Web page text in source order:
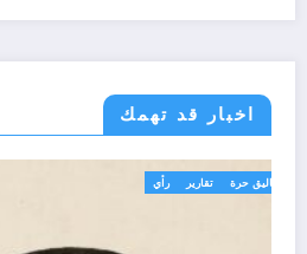
اخبار قد تهمك
تعاليق حرة تقارير